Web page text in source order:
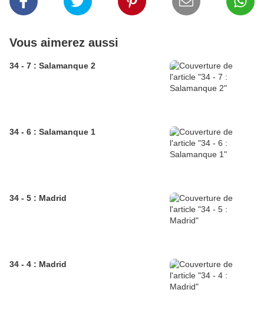
Vous aimerez aussi
34 - 7 : Salamanque 2
34 - 6 : Salamanque 1
34 - 5 : Madrid
34 - 4 : Madrid